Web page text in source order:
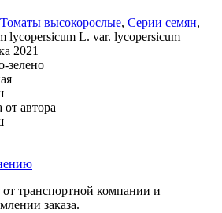
Томаты высокорослые, Серии семян,
lycopersicum L. var. lycopersicum
2021
зелено
автора
транспортной компании и
заказа.